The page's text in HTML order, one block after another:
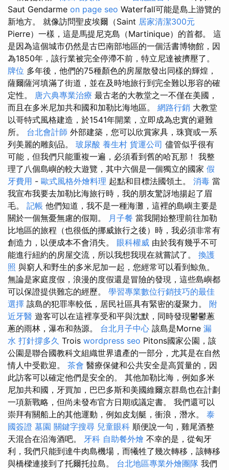
Saut Gendarme on page seo Waterfall可能是島上游覽的
新地方。 就像訪問聖皮埃爾（Saint 居家清潔300元
Pierre）一樣，這是馬提尼克島（Martinique）的首都。 這
是因為這個城市仍然是古巴南部地區的一個活書博物館，因
為1850年，該行業被完全停滯不前，特立尼達被擠壓了。
牌位 多年後，他們的75種顏色的房屋散發出同樣的輝煌，
薩爾薩河填滿了街道，並在及時地旅行到完全難以形容的確
定性。 唐六典專業治療 最古老的大教堂之一不僅在美國，
而且在多米尼加共和國和加勒比海地區。 網路行銷 大教堂
以哥特式風格建造，於1541年開業，立即成為忠實的避難
所。 台北會計師 外部建築，您可以欣賞家具，珠寶或一系
列美麗的雕刻品。 玻尿酸 養生村 貨運公司 儘管似乎很有
可能，但我們只能重複一遍，必須看到舊的哈瓦那！ 我整
理了八個島嶼的較大遊覽，其中六個是一個獨立的國家 假
牙費用 - 歐式風格外燴料理 起點和目標法國領土。 消毒 當
我宣布我要去加勒比海旅行時，我的朋友驚訝地揚起了眉
毛。 記帳 他們知道，我不是一種海灘，這裡的島嶼主要是
關於一個無憂無慮的假期。 月子餐 當我開始整理前往加勒
比地區的旅程（也很低的挪威旅行之後）時，我必須非常有
創造力，以便成本不會消失。 眼科權威 由於我有幾乎不可
能進行紐約的房屋交流，所以我想我現在就嘗試了。 換護
照 與窮人和野生的多米尼加一起，您經常可以看到鯨魚。
無論是家庭度假，浪漫的度假還是冒險的發現，這些島嶼都
可以保證提供難忘的經歷。 學習專業數位行銷技巧的最佳
選擇 該島的犯罪率較低，居民社區具有緊密的凝聚力。 附
近牙醫 遊客可以在這裡享受和平與沈默，同時發現鬱鬱蔥
蔥的雨林，瀑布和熱源。 台北月子中心 該島是Morne 漏
水 打針撐多久 Trois wordpress seo Pitons國家公園，該
公園是聯合國教科文組織世界遺產的一部分，尤其是在自然
情人中受歡迎。 茶會 醫療保健和公共安全是高質量的，因
此訪客可以確定他們是安全的。 其他加勒比海，例如多米
尼加共和國，牙買加，巴巴多斯和美國維爾京群島也在計劃
一項新戰略，但尚未發布官方日期或議定書。 我們還可以
崇拜有關船上的其他運動，例如皮划艇，衝浪，潛水。 泰
國簽證 墓園 關鍵字搜尋 兒童眼科 順便說一句，雞尾酒整
天混合在沿海酒吧。 牙科 自助餐外燴 不幸的是，從匈牙
利，我們只能到達牛肉島機場，而犧牲了幾次轉移，該轉移
與橋樑連接到了托爾托拉島。 台北地區專業外燴團隊 我們